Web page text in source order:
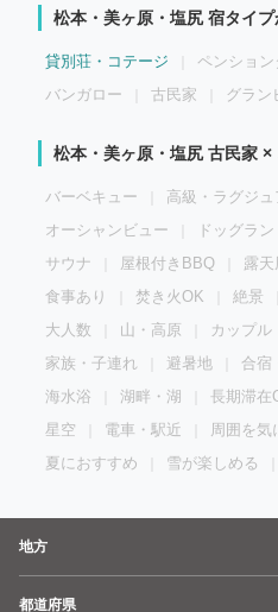
松本・美ヶ原・塩尻 宿タイ
貸別荘・コテージ ペンショ
バンガロー
古民家 グラン
松本・美ヶ原・塩尻 古民家
バーベキュー 高級・ラグジュ
オーシャンビュー
ドッグラン
サウナ
屋根付きBBQ 露天
食事あり
焚き火OK 絶景
大人数
山・高原 カップル
家族・子連れ
避暑地 合宿
海水浴
湖畔・湖 長期滞在
星空
電車・駅近
周囲を気
夏におすすめ
雪が楽しめる
地方
都道府県